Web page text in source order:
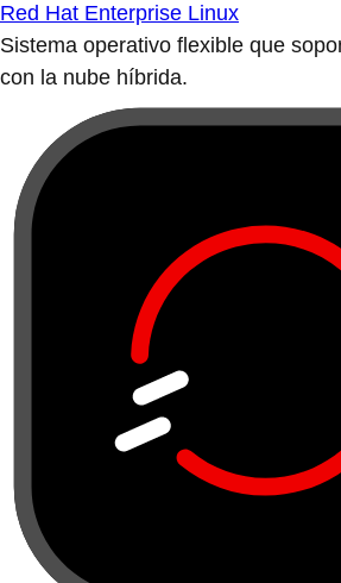
Red Hat Enterprise Linux
Sistema operativo flexible que
con la nube híbrida.